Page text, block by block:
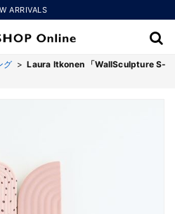
ARRIVALS
グ >Laura Itkonen 「WallSculpture S-